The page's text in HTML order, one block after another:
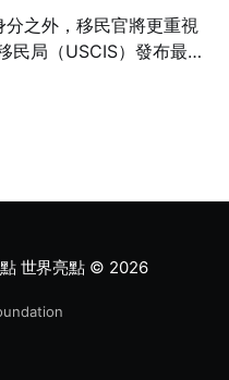
之外，移民官將更重視
局（USCIS）發布最新
Adjustment of
維持紀錄、過往行為與
加重視一路以來的移民
世界亮點© 2026